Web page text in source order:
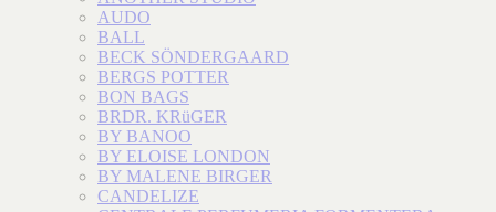
AUDO
BALL
BECK SÖNDERGAARD
BERGS POTTER
BON BAGS
BRDR. KRüGER
BY BANOO
BY ELOISE LONDON
BY MALENE BIRGER
CANDELIZE